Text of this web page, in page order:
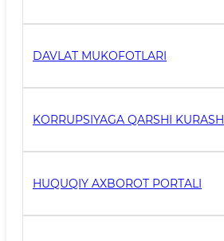
DAVLAT MUKOFOTLARI
KORRUPSIYAGA QARSHI KURASH
HUQUQIY AXBOROT PORTALI